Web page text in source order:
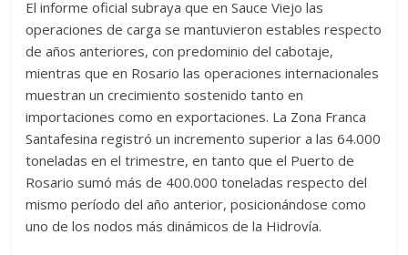
El informe oficial subraya que en Sauce Viejo las
operaciones de carga se mantuvieron estables respecto
de años anteriores, con predominio del cabotaje,
mientras que en Rosario las operaciones internacionales
muestran un crecimiento sostenido tanto en
importaciones como en exportaciones. La Zona Franca
Santafesina registró un incremento superior a las 64.000
toneladas en el trimestre, en tanto que el Puerto de
Rosario sumó más de 400.000 toneladas respecto del
mismo período del año anterior, posicionándose como
uno de los nodos más dinámicos de la Hidrovía.